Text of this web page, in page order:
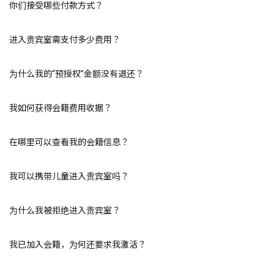
你们接受哪些付款方式？
进入贵宾室需支付多少费用？
为什么我的“预授权”金额没有退还？
我如何获得会籍费用收据？
在哪里可以查看我的会籍信息？
我可以携带儿童进入贵宾室吗？
为什么我被拒绝进入贵宾室？
我已加入会籍，为何还要求我激活？